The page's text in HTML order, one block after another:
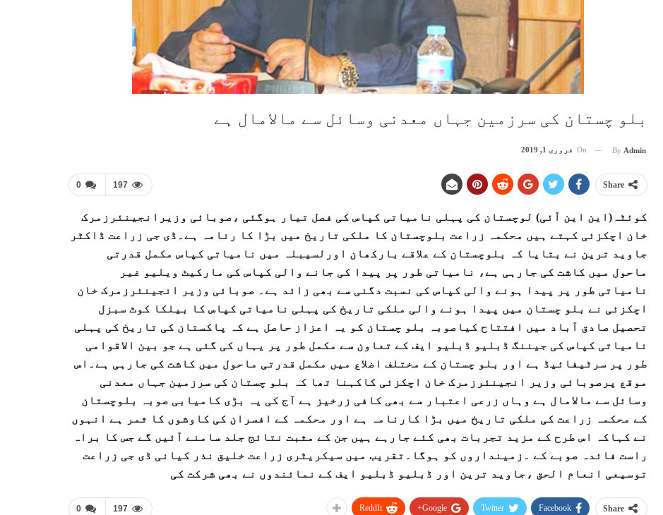
بلو چستان کی سرزمین جہاں معدنی وسائل سے مالامال ہے
By Admin
On فروری 1, 2019
0 197 Share
کوئٹہ(این این آئی) لوچستان کی پہلی نامیاتی کپاس کی فصل تیار ہوگئی ،صوبائی وزیرانجینئرزمرک
خان اچکزئی کہتے ہیں محکمہ زراعت بلوچستان کا ملکی تاریخ میں بڑا کا رنامہ ہے۔ڈی جی زراعت ڈاکٹر
جاوید ترین نے بتایا کہ بلوچستان کے علاقے بارکھان اورلسیبلہ میں نامیاتی کپاس مکمل قدرتی
ماحول میں کاشت کی جارہی ہے، نامیاتی طور پر پیدا کی جانے والی کپاس کی مارکیٹ ویلیو غیر
نامیاتی طور پر پیدا ہونے والی کپاس کی نسبت دگنی سے بھی زائد ہے۔ صوبائی وزیر انجینئرزمرک خان
اچکزئی نے بلو چستان میں پیدا ہونے والی ملکی تاریخ کی پہلی نامیاتی کپاس کا بیلکا کوٹ سبزل
تحصیل صادق آباد میں افتتاح کیاصوبہ بلو چستان کو یہ اعزاز حاصل ہے کہ پاکستان کی تاریخ کی پہلی
نامیاتی کپاس کی جیننگ ڈبلیو ڈبلیو ایف کے تعاون سے مکمل طور پر یہاں کی گئی ہے جو بین الاقوامی
طور پر سرٹیفائیڈ ہے اور بلو چستان کے مختلف اضلاع میں مکمل قدرتی ماحول میں کاشت کی جارہی ہے۔اس
موقع پرصوبائی وزیر انجینئرزمرک خان اچکزئی کاکہنا تھا کہ بلو چستان کی سرزمین جہاں معدنی
وسائل سے مالامال ہے وہاں زرعی اعتبار سے بھی کافی زرخیز ہے آج کی یہ بڑی کامیابی صوبہ بلوچستان
کے محکمہ زراعت کی ملکی تاریخ میں بڑا کارنامہ ہے اور محکمہ کے افسران کی کاوشوں کا ثمر ہے انہوں
نے کہاکہ اس طرح کے مزید تجربات بھی کئے جارہے ہیں جن کے مثبت نتائج جلد سامنے آئیں گے جس کا براہ
راست فائدہ صوبے کے ۔زمینداروں کو ہوگا۔تقریب میں سیکریٹری زراعت خلیق نذر کیانی ڈی جی زراعت
توسیعی انعام الحق ،جاوید ترین اور ڈبلیو ڈبلیو ایف کے نمائندوں نے بھی شرکت کی
0 197 Share
Facebook
Twitter
Google+
ReddIt